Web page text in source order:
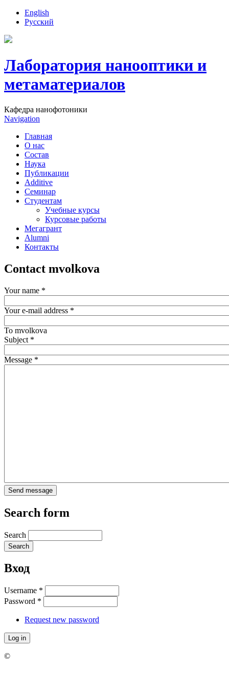
English
Русский
Лаборатория нанооптики и
метаматериалов
Кафедра нанофотоники
Navigation
Главная
О нас
Состав
Наука
Публикации
Additive
Семинар
Студентам
Учебные курсы
Курсовые работы
Мегагрант
Alumni
Контакты
Contact mvolkova
Your name *
Your e-mail address *
To mvolkova
Subject *
Message *
Search form
Search
Вход
Username *
Password *
Request new password
©